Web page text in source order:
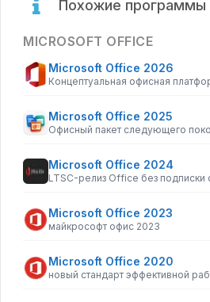
Похожие программы
MICROSOFT OFFICE
Microsoft Office 2026
Microsoft Office 2025
Microsoft Office 2024
Microsoft Office 2023
майкрософт офис 2023
Microsoft Office 2020